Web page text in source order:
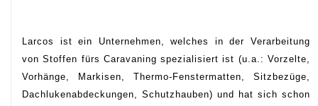
Larcos ist ein Unternehmen, welches in der Verarbeitung
von Stoffen fürs Caravaning spezialisiert ist (u.a.: Vorzelte,
Vorhänge, Markisen, Thermo-Fenstermatten, Sitzbezüge,
Dachlukenabdeckungen, Schutzhauben) und hat sich schon